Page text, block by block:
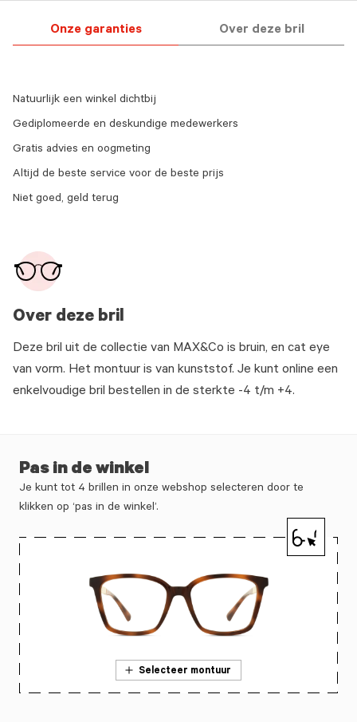
Onze garanties Over deze bril
Over deze bril
Deze bril uit de collectie van MAX&Co is bruin, en cat eye
van vorm. Het montuur is van kunststof. Je kunt online een
enkelvoudige bril bestellen in de sterkte -4 t/m +4.
Natuurlijk een winkel dichtbij
Gediplomeerde en deskundige medewerkers
Gratis advies en oogmeting
Altijd de beste service voor de beste prijs
Niet goed, geld terug
Pas in de winkel
Je kunt tot 4 brillen in onze webshop selecteren door te
klikken op ‘pas in de winkel’.
Selecteer montuur